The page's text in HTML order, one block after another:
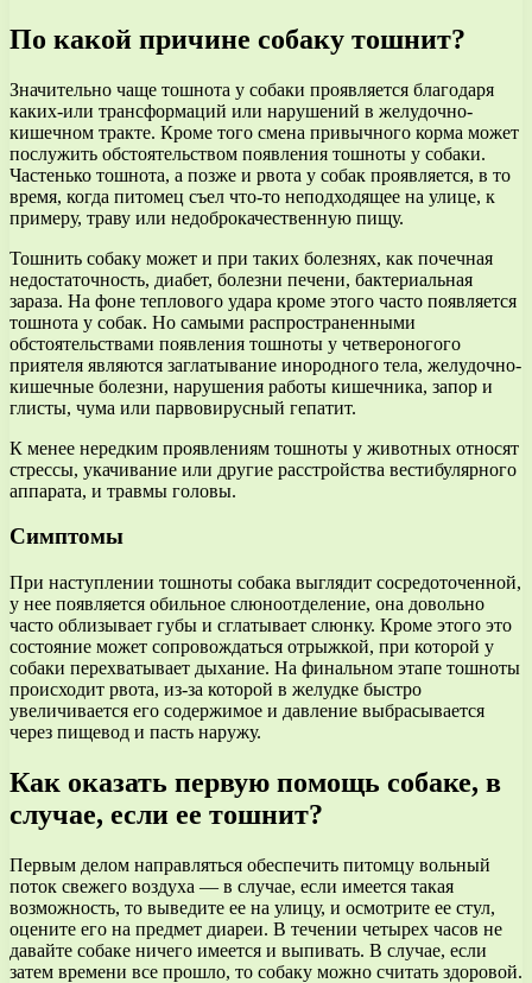
По какой причине собаку тошнит?
Значительно чаще тошнота у собаки проявляется благодаря
каких-или трансформаций или нарушений в желудочно-
кишечном тракте. Кроме того смена привычного корма может
послужить обстоятельством появления тошноты у собаки.
Частенько тошнота, а позже и рвота у собак проявляется, в то
время, когда питомец съел что-то неподходящее на улице, к
примеру, траву или недоброкачественную пищу.
Тошнить собаку может и при таких болезнях, как почечная
недостаточность, диабет, болезни печени, бактериальная
зараза. На фоне теплового удара кроме этого часто появляется
тошнота у собак. Но самыми распространенными
обстоятельствами появления тошноты у четвероногого
приятеля являются заглатывание инородного тела, желудочно-
кишечные болезни, нарушения работы кишечника, запор и
глисты, чума или парвовирусный гепатит.
К менее нередким проявлениям тошноты у животных относят
стрессы, укачивание или другие расстройства вестибулярного
аппарата, и травмы головы.
Симптомы
При наступлении тошноты собака выглядит сосредоточенной,
у нее появляется обильное слюноотделение, она довольно
часто облизывает губы и сглатывает слюнку. Кроме этого это
состояние может сопровождаться отрыжкой, при которой у
собаки перехватывает дыхание. На финальном этапе тошноты
происходит рвота, из-за которой в желудке быстро
увеличивается его содержимое и давление выбрасывается
через пищевод и пасть наружу.
Как оказать первую помощь собаке, в
случае, если ее тошнит?
Первым делом направляться обеспечить питомцу вольный
поток свежего воздуха — в случае, если имеется такая
возможность, то выведите ее на улицу, и осмотрите ее стул,
оцените его на предмет диареи. В течении четырех часов не
давайте собаке ничего имеется и выпивать. В случае, если
затем времени все прошло, то собаку можно считать здоровой.